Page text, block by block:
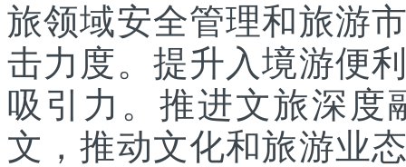
旅领域安全管理和旅游
击力度。提升入境游便
吸引力。推进文旅深度
文，推动文化和旅游业